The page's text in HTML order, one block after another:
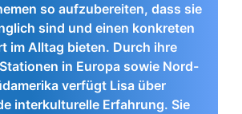
so aufzubereiten, dass sie
sind und einen konkreten
im Alltag bieten. Durch ihre
in Europa sowie Nord-
verfügt Lisa über
interkulturelle Erfahrung. Sie